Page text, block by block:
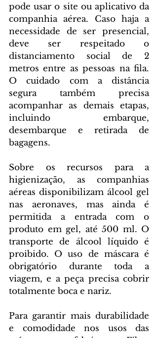
pode usar o site ou aplicativo da
companhia aérea. Caso haja a
necessidade de ser presencial,
deve ser respeitado o
distanciamento social de 2
metros entre as pessoas na fila.
O cuidado com a distância
segura também precisa
acompanhar as demais etapas,
incluindo embarque,
desembarque e retirada de
bagagens.
Sobre os recursos para a
higienização, as companhias
aéreas disponibilizam álcool gel
nas aeronaves, mas ainda é
permitida a entrada com o
produto em gel, até 500 ml. O
transporte de álcool líquido é
proibido. O uso de máscara é
obrigatório durante toda a
viagem, e a peça precisa cobrir
totalmente boca e nariz.
Para garantir mais durabilidade
e comodidade nos usos das